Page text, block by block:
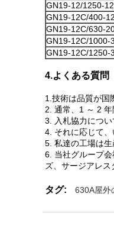
GN19-12/1250-
GN19-12C/400-
GN19-12C/630-
GN19-12C/1000-
GN19-12C/1250-
4.よくある質問
1.技術は品質が国
2. 通常、1 ～ 2 年
3. 入札協力につい
4. それに応じて、
5. 私達の工場は生
6. 当社グループ
ズ、サージアレス
タグ: 630A屋外